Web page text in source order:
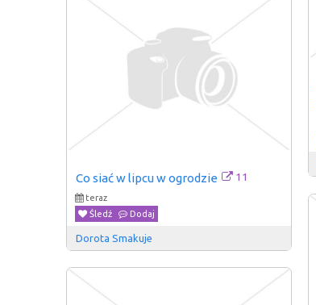
Co siać w lipcu w ogrodzie 11
teraz
Śledź
Dodaj
Dorota Smakuje